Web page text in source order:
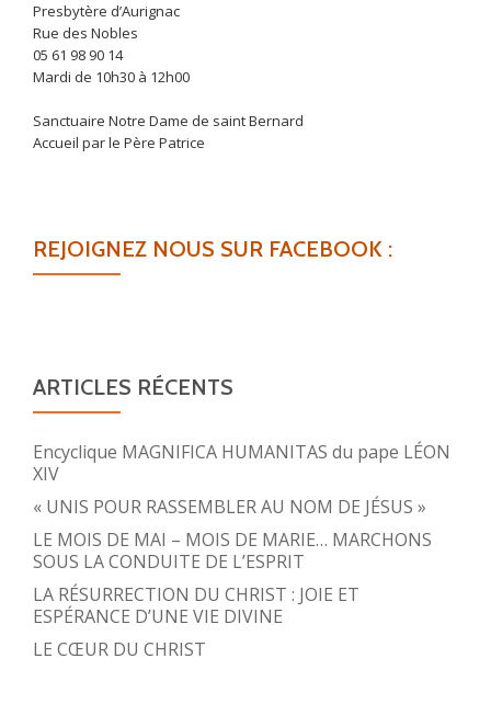
Presbytère d’Aurignac
Rue des Nobles
05 61 98 90 14
Mardi de 10h30 à 12h00
Sanctuaire Notre Dame de saint Bernard
Accueil par le Père Patrice
REJOIGNEZ NOUS SUR FACEBOOK :
ARTICLES RÉCENTS
Encyclique MAGNIFICA HUMANITAS du pape LÉON
XIV
« UNIS POUR RASSEMBLER AU NOM DE JÉSUS »
LE MOIS DE MAI – MOIS DE MARIE… MARCHONS
SOUS LA CONDUITE DE L’ESPRIT
LA RÉSURRECTION DU CHRIST : JOIE ET
ESPÉRANCE D’UNE VIE DIVINE
LE CŒUR DU CHRIST